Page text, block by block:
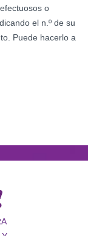
o
el n.º de su
Puede hacerlo a